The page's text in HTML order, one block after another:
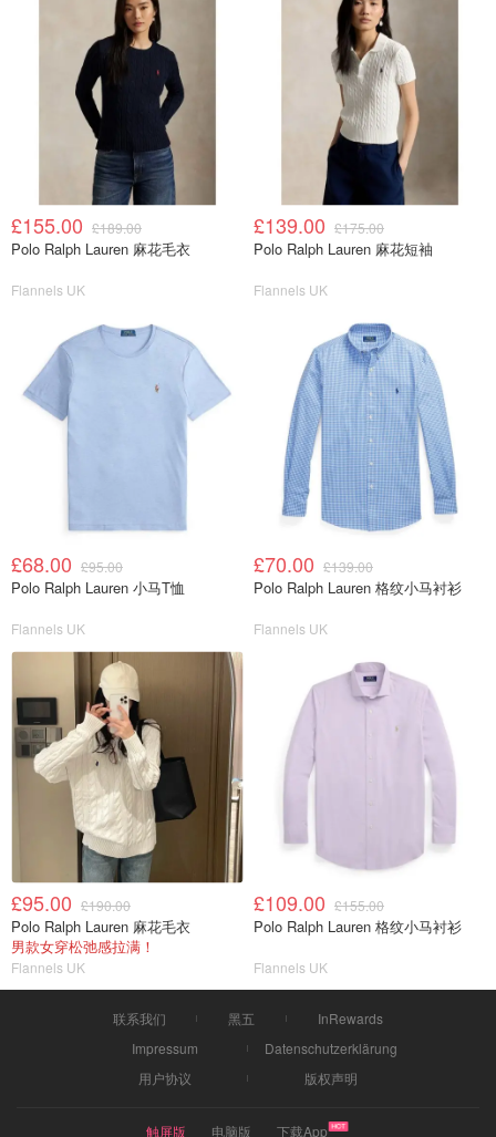
£155.00 £189.00
Polo Ralph Lauren 麻花毛衣
Flannels UK
£139.00 £175.00
Polo Ralph Lauren 麻花短袖
Flannels UK
£68.00 £95.00
Polo Ralph Lauren 小马T恤
Flannels UK
£70.00 £139.00
Polo Ralph Lauren 格纹小马衬衫
Flannels UK
£95.00 £190.00
Polo Ralph Lauren 麻花毛衣
男款女穿松弛感拉满！
Flannels UK
£109.00 £155.00
Polo Ralph Lauren 格纹小马衬衫
Flannels UK
联系我们 黑五
InRewards
Impressum
Datenschutzerklärung
用户协议
版权声明
触屏版 电脑版 下载App